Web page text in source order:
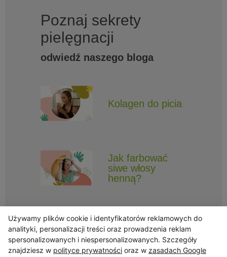
Poznaj sekrety
pielęgnacji
odwiedź naszego bloga
Kolagen do picia
Jak farbować
siwe włosy
henną?
Obserwuj Triny, by nie ominęły Cię najlepsze promocje i informacje
Używamy plików cookie i identyfikatorów reklamowych do
analityki, personalizacji treści oraz prowadzenia reklam
spersonalizowanych i niespersonalizowanych. Szczegóły
znajdziesz w polityce prywatności oraz w zasadach Google